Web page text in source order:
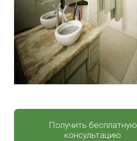
Получить бесплатную
консультацию